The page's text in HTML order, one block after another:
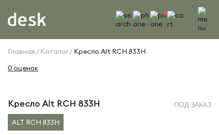
Главная Каталог
Кресло Alt RCH 833H
0 оценок
Кресло Alt RCH 833H ПОД ЗАКАЗ
ALT RCH 833H